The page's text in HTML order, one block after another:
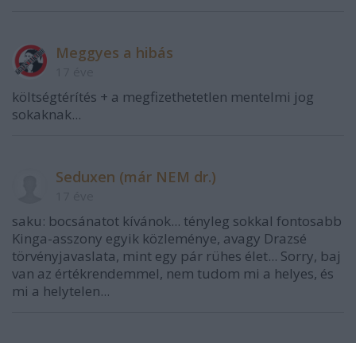
Meggyes a hibás
költségtérítés + a megfizethetetlen mentelmi jog
sokaknak...
Seduxen (már NEM dr.)
saku: bocsánatot kívánok... tényleg sokkal fontosabb
Kinga-asszony egyik közleménye, avagy Drazsé
törvényjavaslata, mint egy pár rühes élet... Sorry, baj
van az értékrendemmel, nem tudom mi a helyes, és
mi a helytelen...